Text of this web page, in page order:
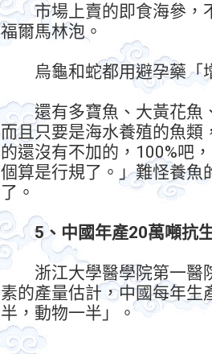
市場上賣的即食海參，不
福爾馬林泡。
烏龜和蛇都用避孕藥「
還有多寶魚、大黃花魚、
而且只要是海水養殖的魚類
的還沒有不加的，100%吧
個算是行規了。」難怪養魚
了。
5、中國年產20萬噸抗
浙江大學醫學院第一醫
素的產量估計，中國每年生
半，動物一半」。